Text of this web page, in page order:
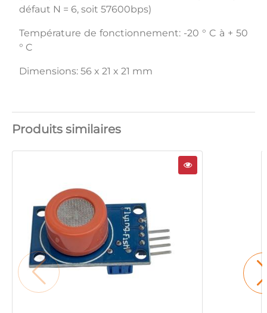
défaut N = 6, soit 57600bps)
Température de fonctionnement: -20 ° C à + 50
° C
Dimensions: 56 x 21 x 21 mm
Produits similaires